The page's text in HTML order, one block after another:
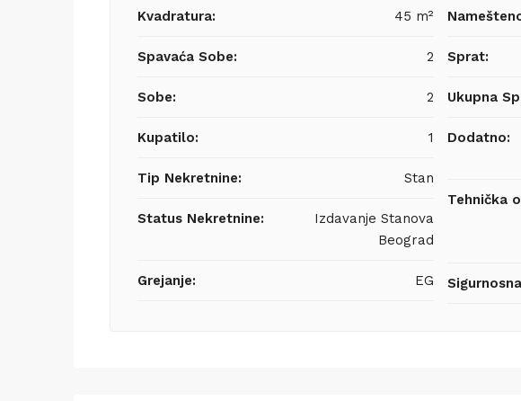
Kvadratura: 45 m²
Spavaća Sobe: 2
Sobe: 2
Kupatilo: 1
Tip Nekretnine: Stan
Status Nekretnine:
Izdavanje Stanova
Beograd
Grejanje: EG
Sprat:
Ukupna
Dodatno:
Tehnička